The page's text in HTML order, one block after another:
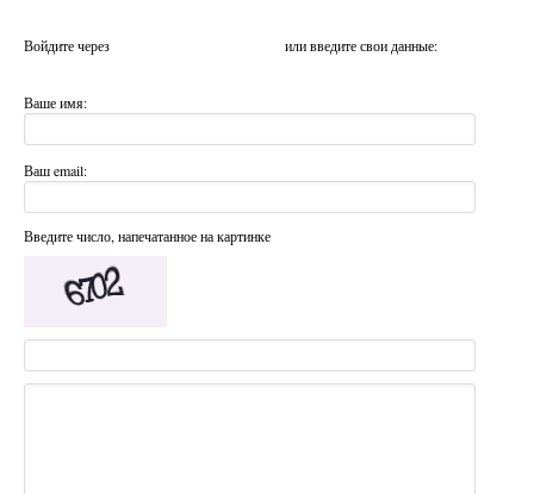
Войдите через или введите свои данные:
Ваше имя:
Ваш email:
Введите число, напечатанное на картинке